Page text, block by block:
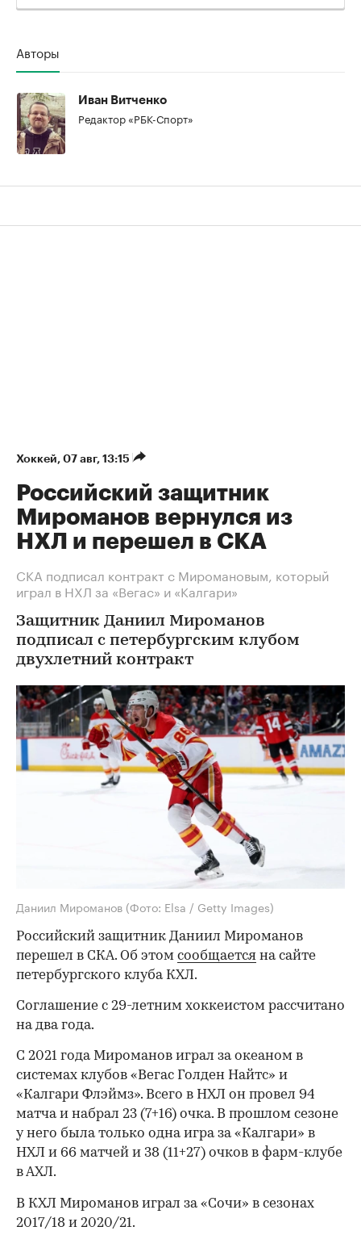
00:00 / 00:00
Авторы
Иван Витченко
Редактор «РБК-Спорт»
Хоккей⁠, 07 авг, 13:15
Российский защитник
Мироманов вернулся из
НХЛ и перешел в СКА
СКА подписал контракт с Миромановым, который
играл в НХЛ за «Вегас» и «Калгари»
Защитник Даниил Мироманов
подписал с петербургским клубом
двухлетний контракт
Даниил Мироманов (Фото: Elsa / Getty Images)
Российский защитник Даниил Мироманов
перешел в СКА. Об этом сообщается на сайте
петербургского клуба КХЛ.
Соглашение с 29-летним хоккеистом рассчитано
на два года.
С 2021 года Мироманов играл за океаном в
системах клубов «Вегас Голден Найтс» и
«Калгари Флэймз». Всего в НХЛ он провел 94
матча и набрал 23 (7+16) очка. В прошлом сезоне
у него была только одна игра за «Калгари» в
НХЛ и 66 матчей и 38 (11+27) очков в фарм-клубе
в АХЛ.
В КХЛ Мироманов играл за «Сочи» в сезонах
2017/18 и 2020/21.